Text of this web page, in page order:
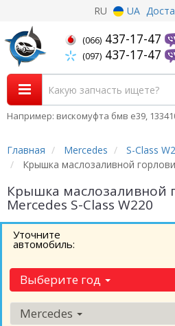
RU UA
(066) 437-17-47
(097) 437-17-47
Например: вискомуфта бмв е39,
Главная Mercedes
S-Class
Крышка маслозаливной
Крышка маслозаливной
Mercedes S-Class W220
Уточните
автомобиль:
Выберите год
Mercedes